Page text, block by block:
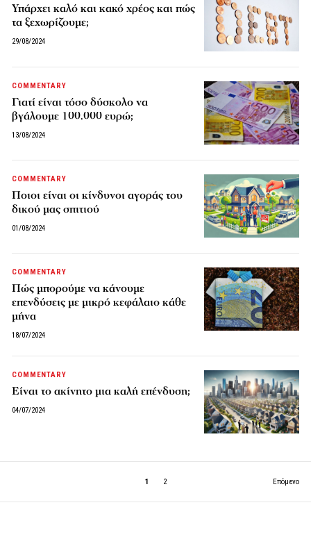
Υπάρχει καλό και κακό χρέος και πώς
τα ξεχωρίζουμε;
29/08/2024
COMMENTARY
Γιατί είναι τόσο δύσκολο να
βγάλουμε 100.000 ευρώ;
13/08/2024
COMMENTARY
Ποιοι είναι οι κίνδυνοι αγοράς του
δικού μας σπιτιού
01/08/2024
COMMENTARY
Πώς μπορούμε να κάνουμε
επενδύσεις με μικρό κεφάλαιο κάθε
μήνα
18/07/2024
COMMENTARY
Είναι το ακίνητο μια καλή επένδυση;
04/07/2024
1 2 Επόμενο